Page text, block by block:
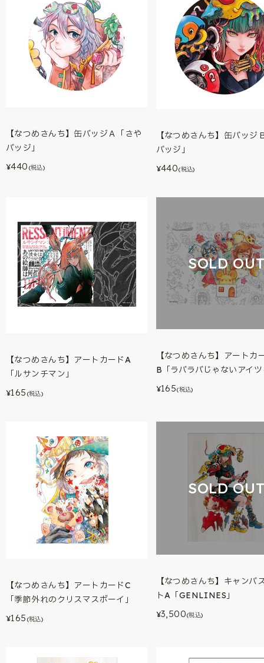
【なつめさんち】缶バッジＡ「さや
バッジ」
¥440 (税込)
【なつめさんち】缶バッジ
バッジ」
¥440(税込)
【なつめさんち】アートカードA
「ルサンチマン」
¥165 (税込)
SOLD
【なつめさんち】アートカ
B「ラバラバじゃないアイ
¥165(税込)
【なつめさんち】アートカードC
「季節外れのクリスマスボーイ」
¥165 (税込)
SOLD
【なつめさんち】キャンバ
トA「GENLINES」
¥3,500(税込)